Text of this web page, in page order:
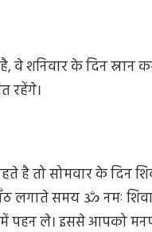
वे शनिवार के दिन स्नान
रहेंगे।
है तो सोमवार के दिन
लगाते समय ॐ नमः
ले। इससे आपको